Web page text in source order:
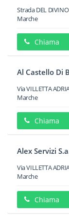
Strada DEL
Marche
Chiama
Al Castello Di
Via VILLETTA
Marche
Chiama
Alex Servizi
Via VILLETTA
Marche
Chiama